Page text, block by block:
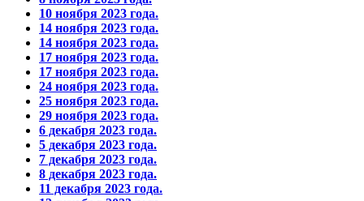
10 ноября 2023 года.
14 ноября 2023 года.
14 ноября 2023 года.
17 ноября 2023 года.
17 ноября 2023 года.
24 ноября 2023 года.
25 ноября 2023 года.
29 ноября 2023 года.
6 декабря 2023 года.
5 декабря 2023 года.
7 декабря 2023 года.
8 декабря 2023 года.
11 декабря 2023 года.